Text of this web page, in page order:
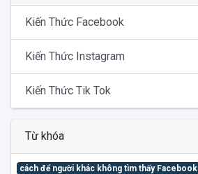
Kiến Thức Facebook
Kiến Thức Instagram
Kiến Thức Tik Tok
Từ khóa
cách để người khác không tìm thấy Facebook